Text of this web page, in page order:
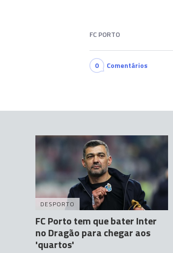
FC PORTO
0 Comentários
DESPORTO
FC Porto tem que bater Inter
no Dragão para chegar aos
'quartos'